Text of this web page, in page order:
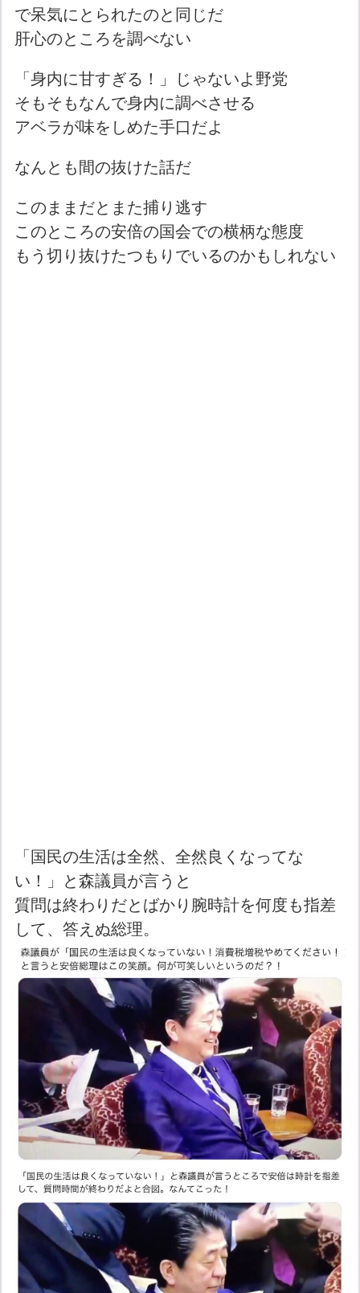
で呆気にとられたのと同じだ
肝心のところを調べない
「身内に甘すぎる！」じゃないよ野党
そもそもなんで身内に調べさせる
アベラが味をしめた手口だよ
なんとも間の抜けた話だ
このままだとまた捕り逃す
このところの安倍の国会での横柄な態度
もう切り抜けたつもりでいるのかもしれない
「国民の生活は全然、全然良くなってな
い！」と森議員が言うと
質問は終わりだとばかり腕時計を何度も指差
して、答えぬ総理。